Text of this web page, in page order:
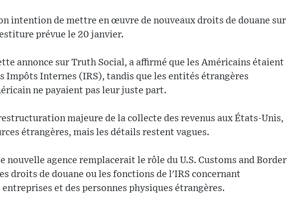
intention de mettre en œuvre de nouveaux droits de douane sur
prévue le 20 janvier.
annonce sur Truth Social, a affirmé que les Américains étaient
Impôts Internes (IRS), tandis que les entités étrangères
ne payaient pas leur juste part.
majeure de la collecte des revenus aux États-Unis,
étrangères, mais les détails restent vagues.
nouvelle agence remplacerait le rôle du U.S. Customs and Border
droits de douane ou les fonctions de l'IRS concernant
et des personnes physiques étrangères.